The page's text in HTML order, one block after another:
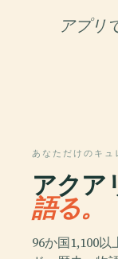
アプリ
あなただけのキュ
アクア
語る。
96か国1,100